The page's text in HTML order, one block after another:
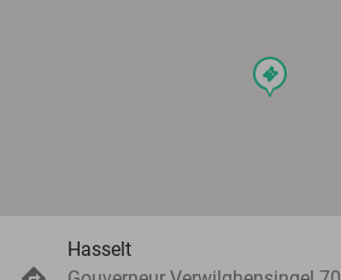
events
Hasselt